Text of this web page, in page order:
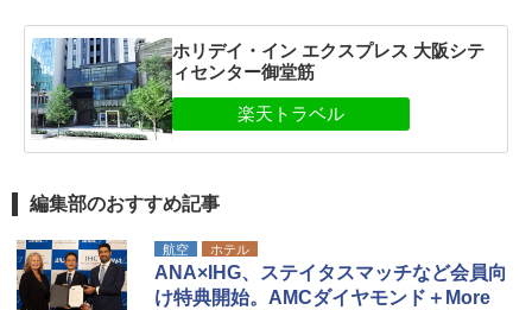
ホリデイ・イン エクスプレス 大阪シテ
ィセンター御堂筋
編集部のおすすめ記事
航空 ホテル
ANA×IHG、ステイタスマッチなど会員向
け特典開始。AMCダイヤモンド＋More